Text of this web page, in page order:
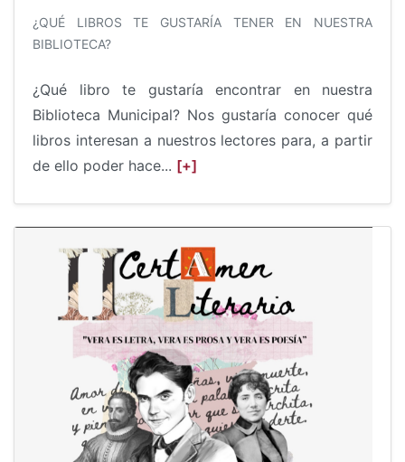
¿QUÉ LIBROS TE GUSTARÍA TENER EN NUESTRA
BIBLIOTECA?
¿Qué libro te gustaría encontrar en nuestra
Biblioteca Municipal? Nos gustaría conocer qué
libros interesan a nuestros lectores para, a partir
de ello poder hace... [+]